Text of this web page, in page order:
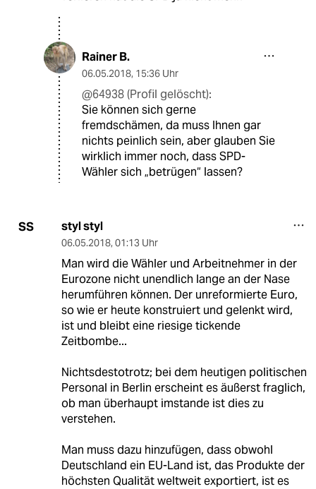
Rainer B.
06.05.2018, 15:36 Uhr
@64938 (Profil gelöscht):
Sie können sich gerne
fremdschämen, da muss Ihnen gar
nichts peinlich sein, aber glauben Sie
wirklich immer noch, dass SPD-
Wähler sich „betrügen“ lassen?
SS styl styl
06.05.2018, 01:13 Uhr
Man wird die Wähler und Arbeitnehmer in der
Eurozone nicht unendlich lange an der Nase
herumführen können. Der unreformierte Euro,
so wie er heute konstruiert und gelenkt wird,
ist und bleibt eine riesige tickende
Zeitbombe...
Nichtsdestotrotz; bei dem heutigen politischen
Personal in Berlin erscheint es äußerst fraglich,
ob man überhaupt imstande ist dies zu
verstehen.
Man muss dazu hinzufügen, dass obwohl
Deutschland ein EU-Land ist, das Produkte der
höchsten Qualität weltweit exportiert, ist es